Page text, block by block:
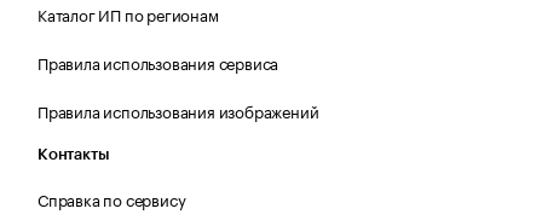
Каталог ИП по регионам
Правила использования сервиса
Правила использования изображений
Контакты
Справка по сервису